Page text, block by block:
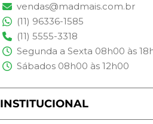
vendas@madmais.com.br
(11) 96336-1585
(11) 5555-3318
Segunda a Sexta 08h00 às
Sábados 08h00 às 12h00
INSTITUCIONAL
Quem Somos